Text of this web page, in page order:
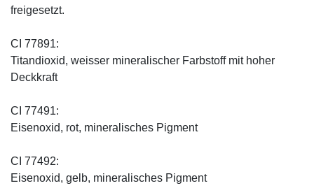
freigesetzt.
CI 77891:
Titandioxid, weisser mineralischer Farbstoff mit hoher
Deckkraft
CI 77491:
Eisenoxid, rot, mineralisches Pigment
CI 77492:
Eisenoxid, gelb, mineralisches Pigment